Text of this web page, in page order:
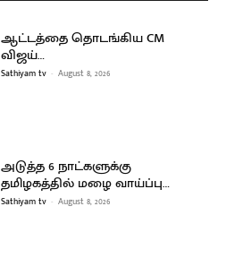
ஆட்டத்தை தொடங்கிய CM
விஜய்…
Sathiyam tv - August 8, 2026
அடுத்த 6 நாட்களுக்கு
தமிழகத்தில் மழை வாய்ப்பு…
Sathiyam tv - August 8, 2026